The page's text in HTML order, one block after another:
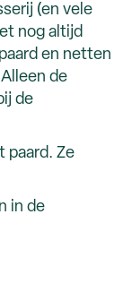
(en vele
nog altijd
en netten
de
de
paard. Ze
in de